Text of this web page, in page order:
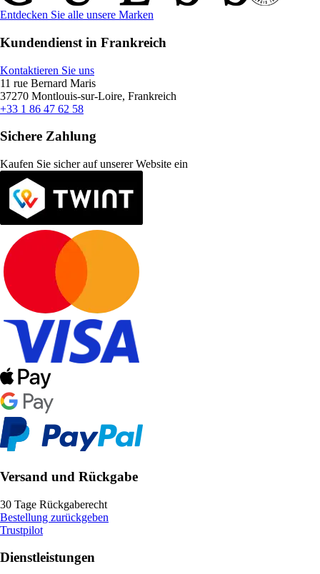
Entdecken Sie alle unsere Marken
Kundendienst in Frankreich
Kontaktieren Sie uns
11 rue Bernard Maris
37270 Montlouis-sur-Loire, Frankreich
+33 1 86 47 62 58
Sichere Zahlung
Kaufen Sie sicher auf unserer Website ein
Versand und Rückgabe
30 Tage Rückgaberecht
Bestellung zurückgeben
Trustpilot
Dienstleistungen